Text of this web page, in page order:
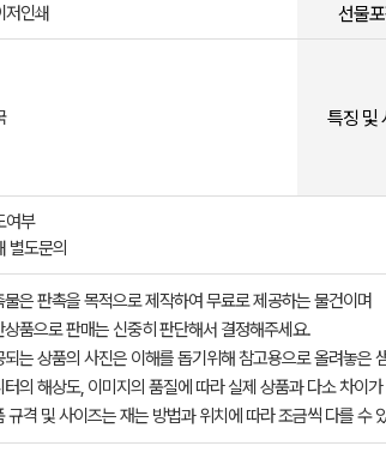
저인쇄 선물
특징 및
여부
별도문의
물은 판촉을 목적으로 제작하여 무료로 제공하는 물건이며
상품으로 판매는 신중히 판단해서 결정해주세요.
되는 상품의 사진은 이해를 돕기위해 참고용으로 올려놓은
터의 해상도, 이미지의 품질에 따라 실제 상품과 다소 차이
규격 및 사이즈는 재는 방법과 위치에 따라 조금씩 다를 수